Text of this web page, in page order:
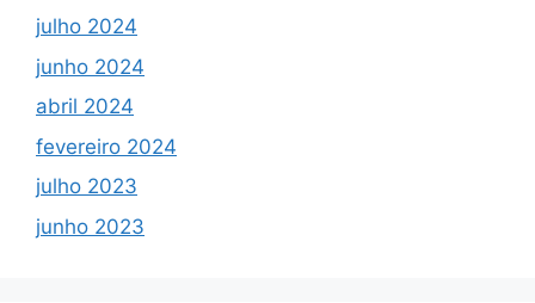
julho 2024
junho 2024
abril 2024
fevereiro 2024
julho 2023
junho 2023